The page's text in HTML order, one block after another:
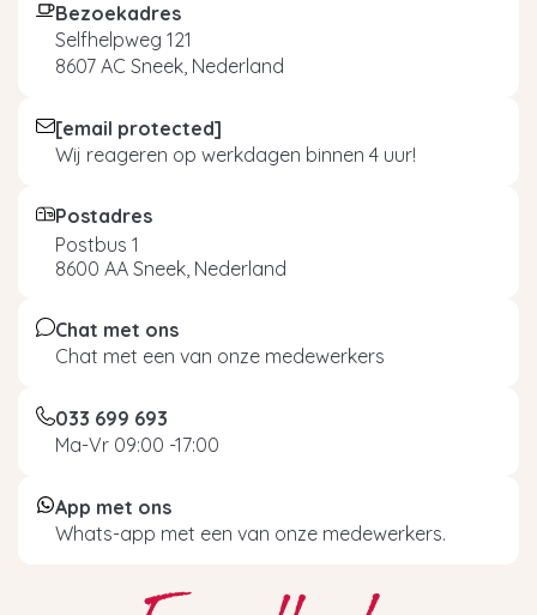
Bezoekadres
Selfhelpweg 121
8607 AC Sneek, Nederland
[email protected]
Wij reageren op werkdagen binnen 4 uur!
Postadres
Postbus 1
8600 AA Sneek, Nederland
Chat met ons
Chat met een van onze medewerkers
033 699 693
Ma-Vr 09:00 -17:00
App met ons
Whats-app met een van onze medewerkers.